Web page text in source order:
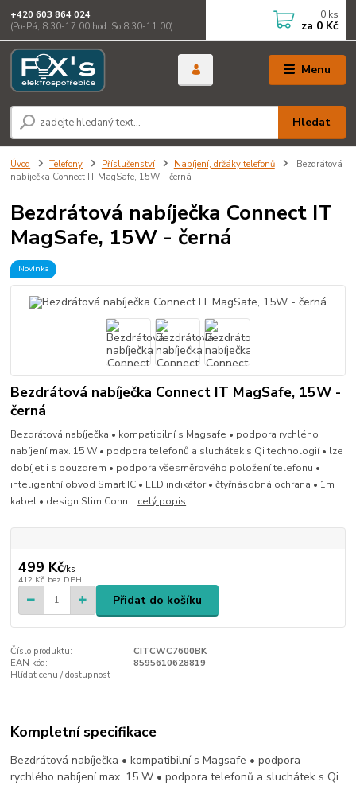
Menu
Hledat
+420 603 864 024
(Po-Pá, 8.30-17.00 hod. So 8.30-11.00)
0 ks
za 0 Kč
Úvod Telefony Příslušenství Nabíjení, držáky telefonů
Bezdrátová
nabíječka Connect IT MagSafe, 15W - černá
Bezdrátová nabíječka Connect IT
MagSafe, 15W - černá
Novinka
Bezdrátová nabíječka Connect IT MagSafe, 15W -
černá
Bezdrátová nabíječka • kompatibilní s Magsafe • podpora rychlého
nabíjení max. 15 W • podpora telefonů a sluchátek s Qi technologií • lze
dobíjet i s pouzdrem • podpora všesměrového položení telefonu •
inteligentní obvod Smart IC • LED indikátor • čtyřnásobná ochrana • 1m
kabel • design Slim Conn... celý popis
499 Kč/ks
412 Kč bez DPH
Přidat do košíku
Číslo produktu:
CITCWC7600BK
EAN kód:
8595610628819
Hlídat cenu / dostupnost
Kompletní specifikace
Bezdrátová nabíječka • kompatibilní s Magsafe • podpora
rychlého nabíjení max. 15 W • podpora telefonů a sluchátek s Qi